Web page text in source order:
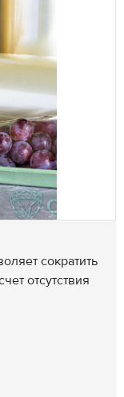
сократить
отсутствия